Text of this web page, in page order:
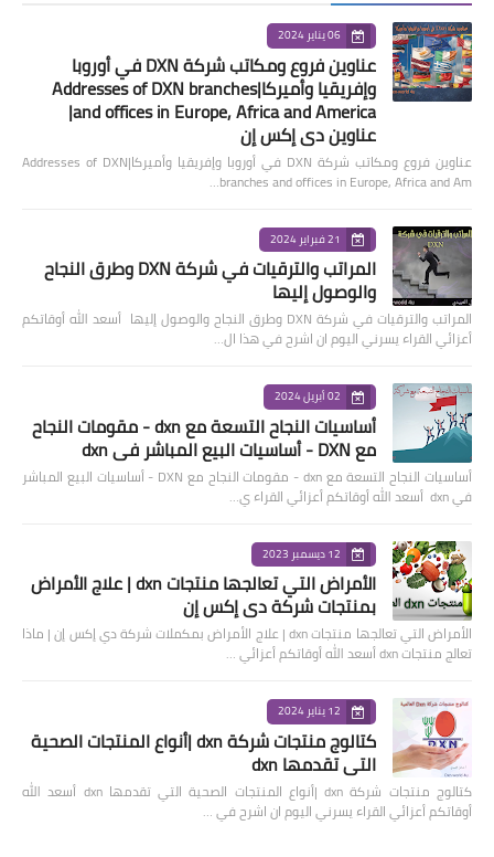
06 يناير 2024
عناوين فروع ومكاتب شركة DXN في أوروبا
وإفريقيا وأميركا|Addresses of DXN branches
and offices in Europe, Africa and America|
عناوين دي إكس إن
عناوين فروع ومكاتب شركة DXN في أوروبا وإفريقيا وأميركا|Addresses of DXN
branches and offices in Europe, Africa and Am…
21 فبراير 2024
المراتب والترقيات في شركة DXN وطرق النجاح
والوصول إليها
المراتب والترقيات في شركة DXN وطرق النجاح والوصول إليها أسعد الله أوقاتكم
أعزائي القراء يسرني اليوم ان اشرح في هذا ال…
02 أبريل 2024
أساسيات النجاح التسعة مع dxn - مقومات النجاح
مع DXN - أساسيات البيع المباشر في dxn
أساسيات النجاح التسعة مع dxn - مقومات النجاح مع DXN - أساسيات البيع المباشر
في dxn أسعد الله أوقاتكم أعزائي القراء ي…
12 ديسمبر 2023
الأمراض التي تعالجها منتجات dxn | علاج الأمراض
بمنتجات شركة دي إكس إن
الأمراض التي تعالجها منتجات dxn | علاج الأمراض بمكملات شركة دي إكس إن | ماذا
تعالج منتجات dxn أسعد الله أوقاتكم أعزائي …
12 يناير 2024
كتالوج منتجات شركة dxn |أنواع المنتجات الصحية
التي تقدمها dxn
كتالوج منتجات شركة dxn |أنواع المنتجات الصحية التي تقدمها dxn أسعد الله
أوقاتكم أعزائي القراء يسرني اليوم ان اشرح في …